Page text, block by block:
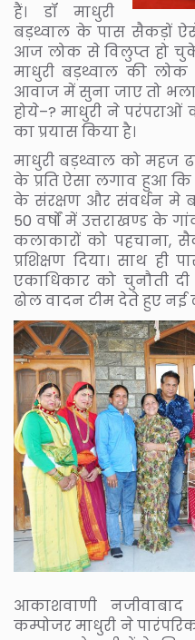
हैं। डॉ माधुरी
बड़थ्वाल के पास सैकड़ों
आज लोक से विलुप्त हो चुके
माधुरी बड़थ्वाल की लोक
आवाज में सुना जाए तो
होये–? माधुरी ने
का प्रयास किया है।
माधुरी बड़थ्वाल को महज
के प्रति ऐसा लगाव हुआ
के संरक्षण और संवर्धन मे
50 वर्षों में उत्तराखण्ड
कलाकारों को पहचाना,
प्रशिक्षण दिया। साथ ही
एकाधिकार को चुनौती
ढोल वादन टीम देते हुए नई
आकाशवाणी
कम्पोजर माधुरी ने